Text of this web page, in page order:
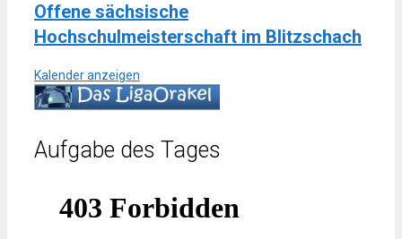
Offene sächsische
Hochschulmeisterschaft im Blitzschach
Kalender anzeigen
Aufgabe des Tages